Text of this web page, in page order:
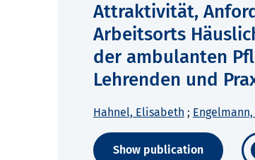
Attraktivität,
Arbeitsorts
der ambulanten
Lehrenden und
Hahnel, Elisabeth ; Engelmann,
Show publication